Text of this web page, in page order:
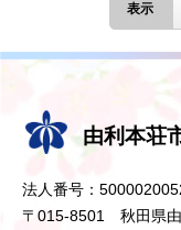
表示
由利本荘
法人番号：
〒015-8501 秋田県